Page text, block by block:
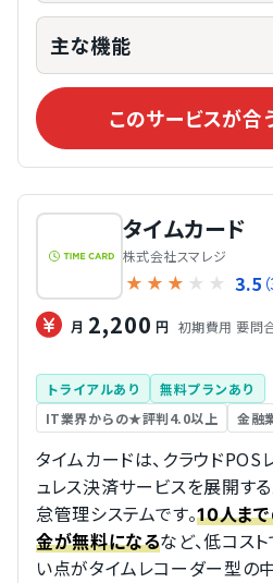
主な機能
このサービスが合
タイムカード
株式会社スマレジ
★ ★ ★ ★ ★ 3.5
月 2,200 円
初期費用 要問
トライアルあり
無料プランあり
IT業界からの★評判4.0以上
金融
タイムカードは、クラウドPOS
ュレス決済サービスを展開す
怠管理システムです。10人ま
金が無料になるなど、低コス
い点がタイムレコーダー型の